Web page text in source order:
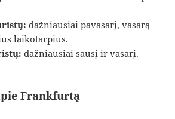
dažniausiai pavasarį, vasarą
laikotarpius.
dažniausiai sausį ir vasarį.
Frankfurtą